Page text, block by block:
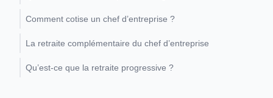
Comment cotise un chef d’entreprise ?
La retraite complémentaire du chef d’entreprise
Qu’est-ce que la retraite progressive ?